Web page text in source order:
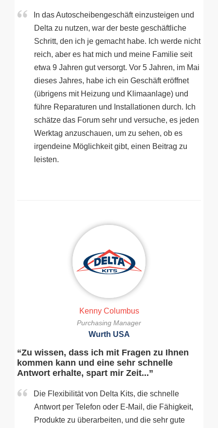
In das Autoscheibengeschäft einzusteigen und
Delta zu nutzen, war der beste geschäftliche
Schritt, den ich je gemacht habe. Ich werde nicht
reich, aber es hat mich und meine Familie seit
etwa 9 Jahren gut versorgt. Vor 5 Jahren, im Mai
dieses Jahres, habe ich ein Geschäft eröffnet
(übrigens mit Heizung und Klimaanlage) und
führe Reparaturen und Installationen durch. Ich
schätze das Forum sehr und versuche, es jeden
Werktag anzuschauen, um zu sehen, ob es
irgendeine Möglichkeit gibt, einen Beitrag zu
leisten.
Kenny Columbus
Purchasing Manager
Wurth USA
“Zu wissen, dass ich mit Fragen zu Ihnen
kommen kann und eine sehr schnelle
Antwort erhalte, spart mir Zeit...”
Die Flexibilität von Delta Kits, die schnelle
Antwort per Telefon oder E-Mail, die Fähigkeit,
Produkte zu überarbeiten, und die sehr gute